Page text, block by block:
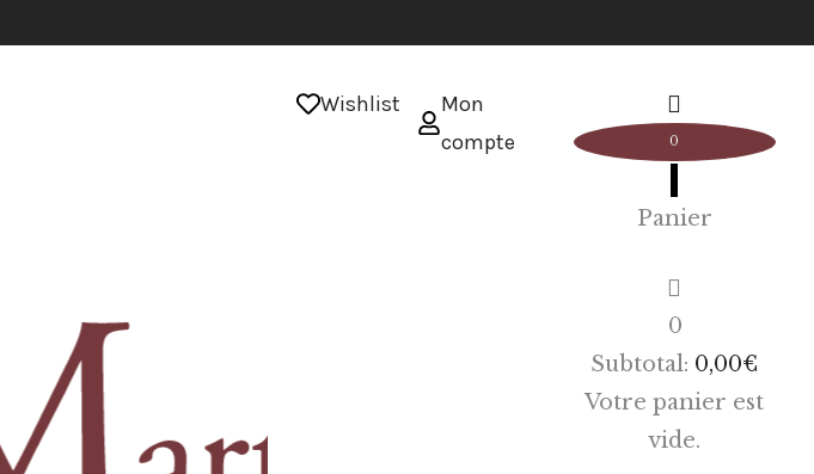
Wishlist
Mon
compte
0
Panier
0
Subtotal: 0,00€
Votre panier est
vide.